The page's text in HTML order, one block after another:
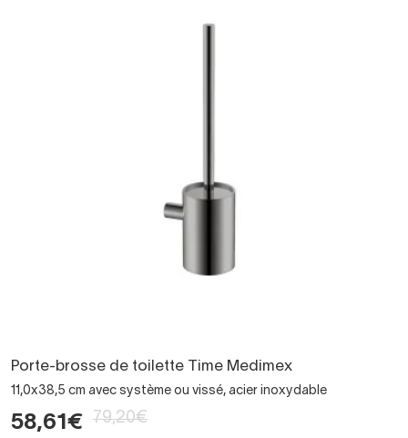
Porte-brosse de toilette Time Medimex
11,0x38,5 cm avec système ou vissé, acier inoxydable
58,61€ 79,20€